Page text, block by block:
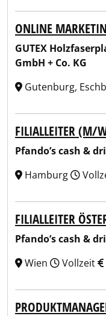
ONLINE
GUTEX
GmbH + Co. KG
Gutenburg,
FILIALLEITER (M/
Pfando’s cash &
Hamburg
FILIALLEITER
Pfando’s cash &
Wien
Vollzeit